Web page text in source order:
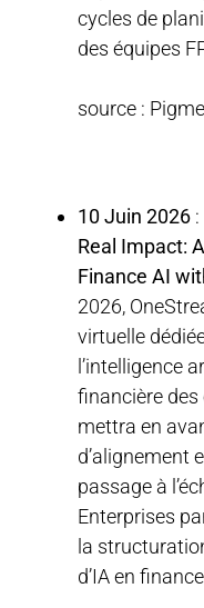
cycles de
des équipes
source :
10 Juin 2026 :
Real Impact:
Finance AI
2026,
virtuelle
l’intelligence
financière
mettra en
d’alignement
passage à
Enterprises
la
d’IA en